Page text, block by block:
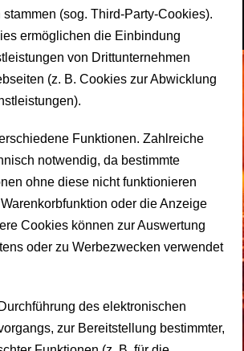
stammen (sog. Third-Party-Cookies).
ermöglichen die Einbindung
von Drittunternehmen
(z. B. Cookies zur Abwicklung
Funktionen. Zahlreiche
notwendig, da bestimmte
ohne diese nicht funktionieren
oder die Anzeige
Cookies können zur Auswertung
oder zu Werbezwecken verwendet
des elektronischen
zur Bereitstellung bestimmter,